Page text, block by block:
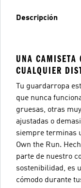
Descripción
UNA CAMISETA
CUALQUIER
Tu guardarropa
que nunca
gruesas, otras
ajustadas o
siempre terminas
Own the Run.
parte de nuestro
sostenibilidad, es
cómodo durante